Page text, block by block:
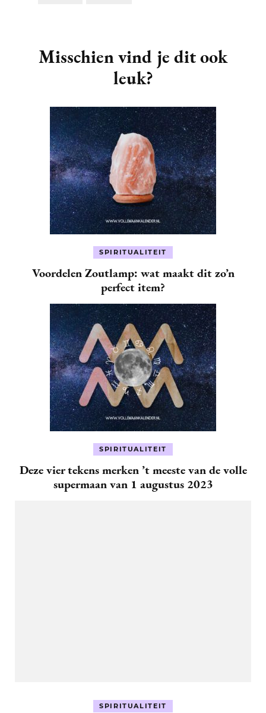
Navigation
Misschien vind je dit ook
leuk?
SPIRITUALITEIT
Voordelen Zoutlamp: wat maakt dit zo’n
perfect item?
SPIRITUALITEIT
Deze vier tekens merken ’t meeste van de volle
supermaan van 1 augustus 2023
SPIRITUALITEIT